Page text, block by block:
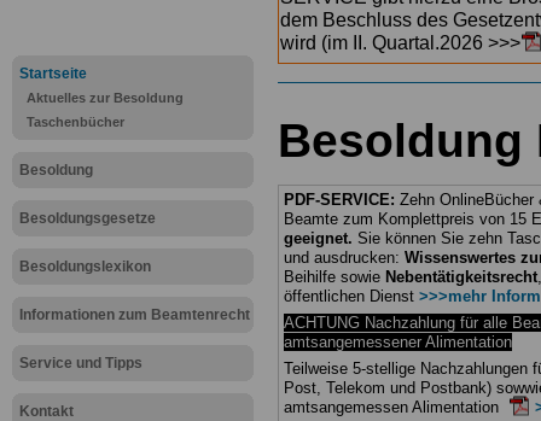
Startseite
Aktuelles zur Besoldung
Taschenbücher
Besoldung
Besoldungsgesetze
Besoldungslexikon
Informationen zum Beamtenrecht
Service und Tipps
Kontakt
dem Beschluss des
wird (im II. Quartal.2026 >>>
Besoldung
PDF-SERVICE: Zehn
Beamte zum Komplettpreis von 15
geeignet. Sie können Sie zehn
und ausdrucken: Wissenswertes
Beihilfe sowie Nebentätigkeitsrecht
öffentlichen Dienst >>>mehr
ACHTUNG Nachzahlung für alle
amtsangemessener Alimentation
Teilweise 5-stellige Nachzahlungen
Post, Telekom und Postbank)
amtsangemessen Alimentation